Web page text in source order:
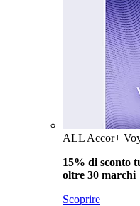
ALL Accor+
15% di sconto
oltre 30 marchi
Scoprire